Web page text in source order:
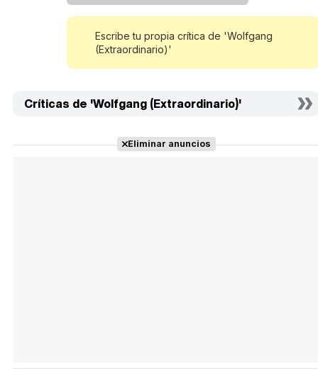
Escribe tu propia crítica de 'Wolfgang
(Extraordinario)'
Críticas de 'Wolfgang (Extraordinario)'
Eliminar anuncios